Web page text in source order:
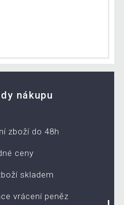
nákupu
zboží do 48h
ceny
skladem
vrácení peněz